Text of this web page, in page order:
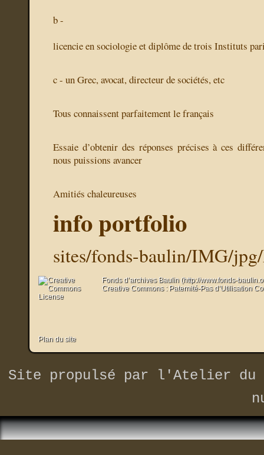
b -
licencie en sociologie et diplôme de trois Instituts
c - un Grec, avocat, directeur de sociétés, etc
Tous connaissent parfaitement le français
Essaie d’obtenir des réponses précises à ces
nous puissions avancer
Amitiés chaleureuses
info portfolio
sites/fonds-baulin/IMG/
Fonds d’archives Baulin (http://www.fonds-
Creative Commons : Paternité-Pas d’Utilisation
Plan du site
Site propulsé par
l'Atelier du